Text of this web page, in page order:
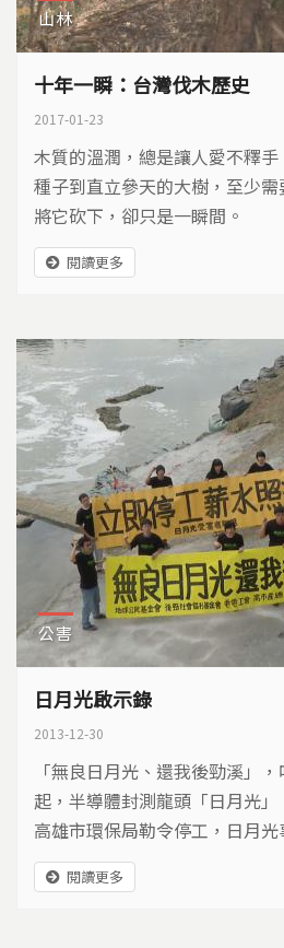
山林
十年一瞬：台灣伐木歷史
2017-01-23
木質的溫潤，總是讓人愛不釋
種子到直立參天的大樹，至少需
將它砍下，卻只是一瞬間。
閱讀更多
公害
日月光啟示錄
2013-12-30
「無良日月光、還我後勁溪」
起，半導體封測龍頭「日月光
高雄市環保局勒令停工，日月
示？
閱讀更多